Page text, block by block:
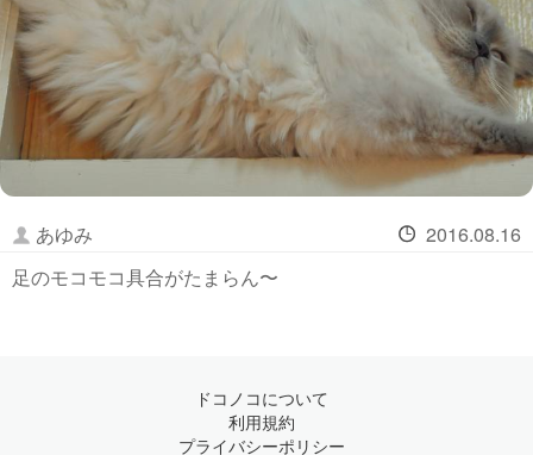
あゆみ
2016.08.16
足のモコモコ具合がたまらん〜
ドコノコについて
利用規約
プライバシーポリシー